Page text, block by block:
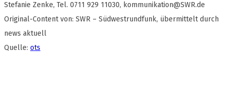
Stefanie Zenke, Tel. 0711 929 11030, kommunikation@SWR.de
Original-Content von: SWR – Südwestrundfunk, übermittelt durch
news aktuell
Quelle: ots